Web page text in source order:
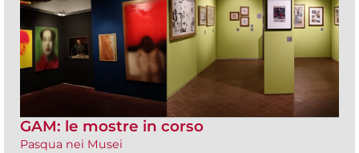
GAM: le mostre in corso
Pasqua nei Musei